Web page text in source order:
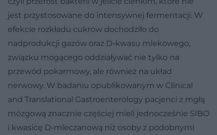
jest przystosowane do intensywnej fermentacji. W
efekcie rozkładu cukrów dochodziło do
nadprodukcji gazów oraz D-kwasu mlekowego,
związku mogącego oddziaływać nie tylko na
przewód pokarmowy, ale również na układ
nerwowy. W badaniu opublikowanym w Clinical
and Translational Gastroenterology pacjenci z mgłą
mózgową znacznie częściej mieli jednocześnie SIBO
i kwasicę D-mleczanową niż osoby z podobnymi